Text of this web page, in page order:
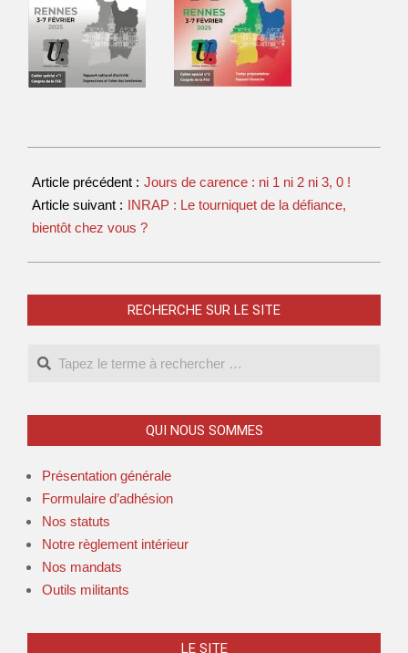
Article précédent : Jours de carence : ni 1 ni 2 ni 3, 0 !
Article suivant : INRAP : Le tourniquet de la défiance,
bientôt chez vous ?
RECHERCHE SUR LE SITE
QUI NOUS SOMMES
Présentation générale
Formulaire d’adhésion
Nos statuts
Notre règlement intérieur
Nos mandats
Outils militants
LE SITE